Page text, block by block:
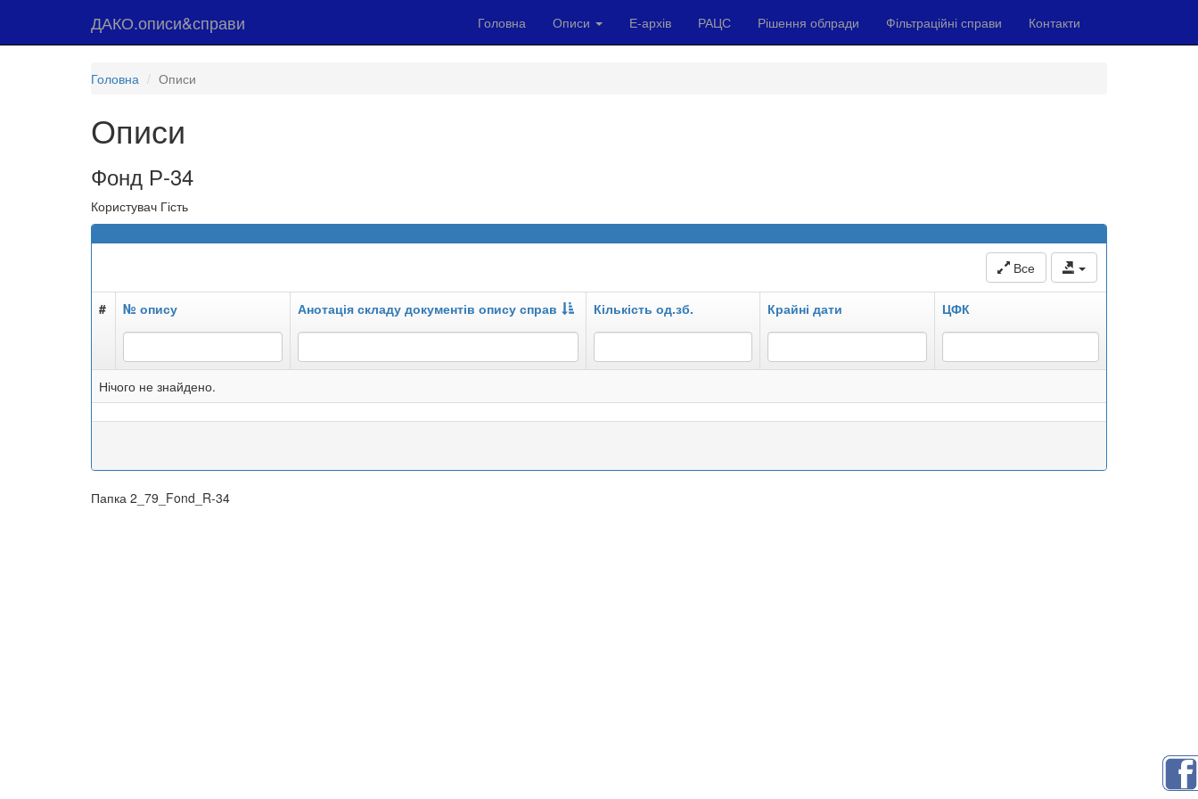
ДАКО.описи&справи Головна Описи Е-архів РАЦС Рішення облради Фільтраційні справи Контакти
Головна Описи
Описи
Фонд Р-34
Користувач Гість
Все
# № опису Анотація складу документів опису справ Кількість од.зб. Крайні дати ЦФК
Нічого не знайдено.
Папка 2_79_Fond_R-34